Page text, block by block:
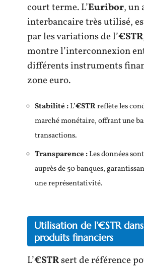
court terme. L’Euribor, un
interbancaire très utilisé,
par les variations de l’€STR
montre l’interconnexion
différents instruments
zone euro.
Stabilité :L’€STRreflète les
marché monétaire, offrant une
transactions.
Transparence :Les données
auprès de 50 banques,
une représentativité.
Utilisation de l’€STR
produits financiers
L’€STRsert de référence